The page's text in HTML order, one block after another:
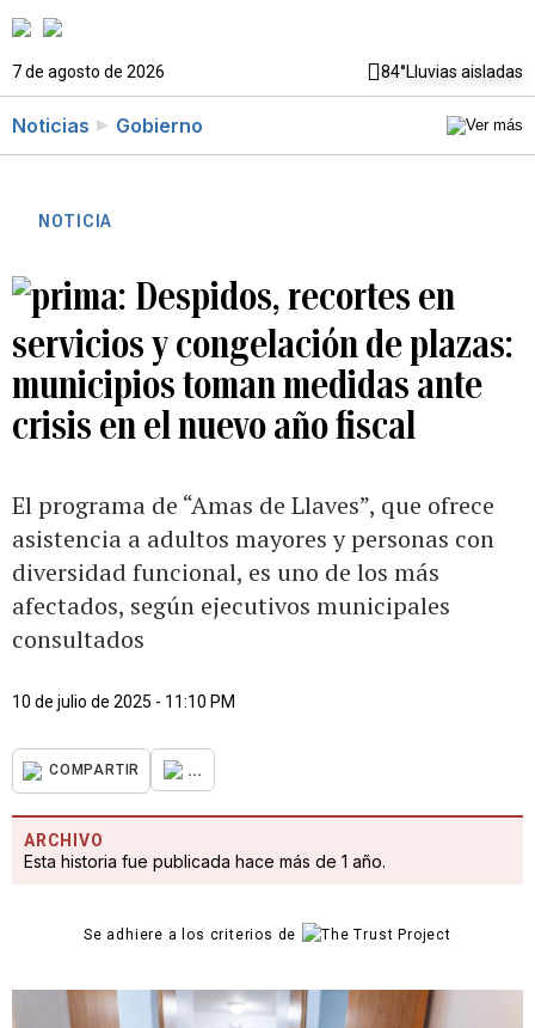
7 de agosto de 2026 84°Lluvias aisladas
Noticias Gobierno
NOTICIA
Despidos, recortes en
servicios y congelación de plazas:
municipios toman medidas ante
crisis en el nuevo año fiscal
El programa de “Amas de Llaves”, que ofrece
asistencia a adultos mayores y personas con
diversidad funcional, es uno de los más
afectados, según ejecutivos municipales
consultados
10 de julio de 2025 - 11:10 PM
COMPARTIR ...
ARCHIVO
Esta historia fue publicada hace más de 1 año.
Se adhiere a los criterios de